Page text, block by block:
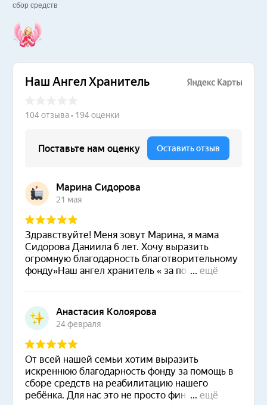
сбор средств